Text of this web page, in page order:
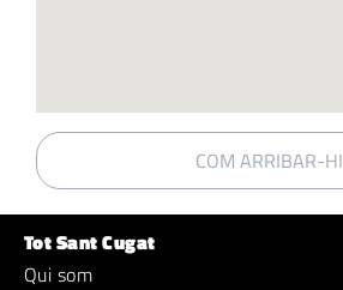
COM ARRIBAR-HI
Tot Sant Cugat
Qui som